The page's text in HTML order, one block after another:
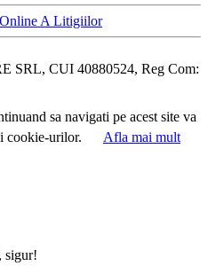
SRL, CUI 40880524, Reg Com:
sa navigati pe acest site va
cookie-urilor.
Afla mai mult
sigur!